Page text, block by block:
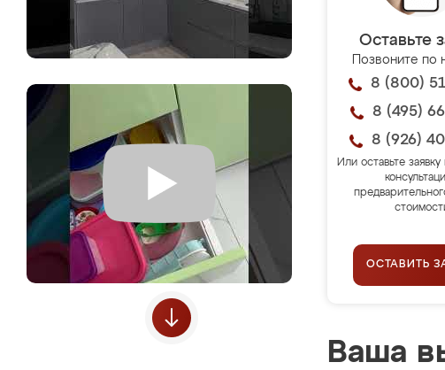
Оставьте
Позвоните по
8 (800)
8 (495)
8 (926)
Или оставьте
ОСТАВИТЬ
Ваша